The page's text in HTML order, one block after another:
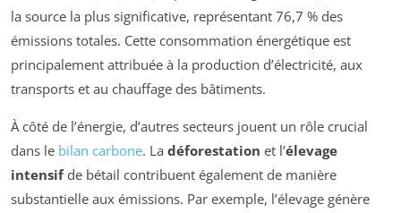
la source la plus significative, représentant 76,7 % des
émissions totales. Cette consommation énergétique est
principalement attribuée à la production d’électricité, aux
transports et au chauffage des bâtiments.
À côté de l’énergie, d’autres secteurs jouent un rôle crucial
dans le bilan carbone. La déforestation et l’élevage
intensifde bétail contribuent également de manière
substantielle aux émissions. Par exemple, l’élevage génère